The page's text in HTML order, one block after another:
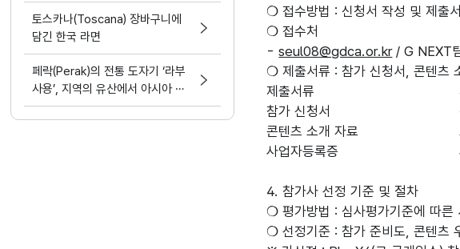
토스카나(Toscana) 장바구니에
담긴 한국 라면
페락(Perak)의 전통 도자기 ‘라부
사용’, 지역의 유산에서 아시아 문
화 교류의 가능성으로
❍ 접수방법 : 신청서 작성 및 제출
❍ 접수처
-seul08@gdca.or.kr/ G NEXT
❍ 제출서류 : 참가 신청서, 콘텐츠
제출서류
참가 신청서
콘텐츠 소개 자료
사업자등록증
4. 참가사 선정 기준 및 절차
❍ 평가방법 : 심사평가기준에 따른
❍ 선정기준 : 참가 준비도, 콘텐츠